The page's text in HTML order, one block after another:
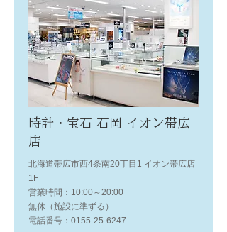
時計・宝石 石岡 イオン帯広
店
北海道帯広市西4条南20丁目1 イオン帯広店
1F
営業時間：10:00～20:00
無休（施設に準ずる）
電話番号：0155-25-6247